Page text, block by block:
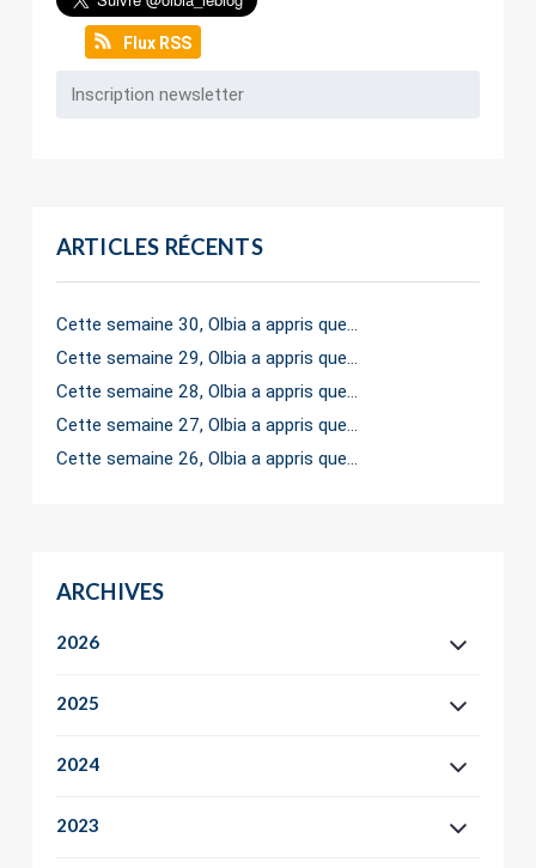
Flux RSS
ARTICLES RÉCENTS
Cette semaine 30, Olbia a appris que…
Cette semaine 29, Olbia a appris que…
Cette semaine 28, Olbia a appris que…
Cette semaine 27, Olbia a appris que…
Cette semaine 26, Olbia a appris que…
ARCHIVES
2026
2025
2024
2023